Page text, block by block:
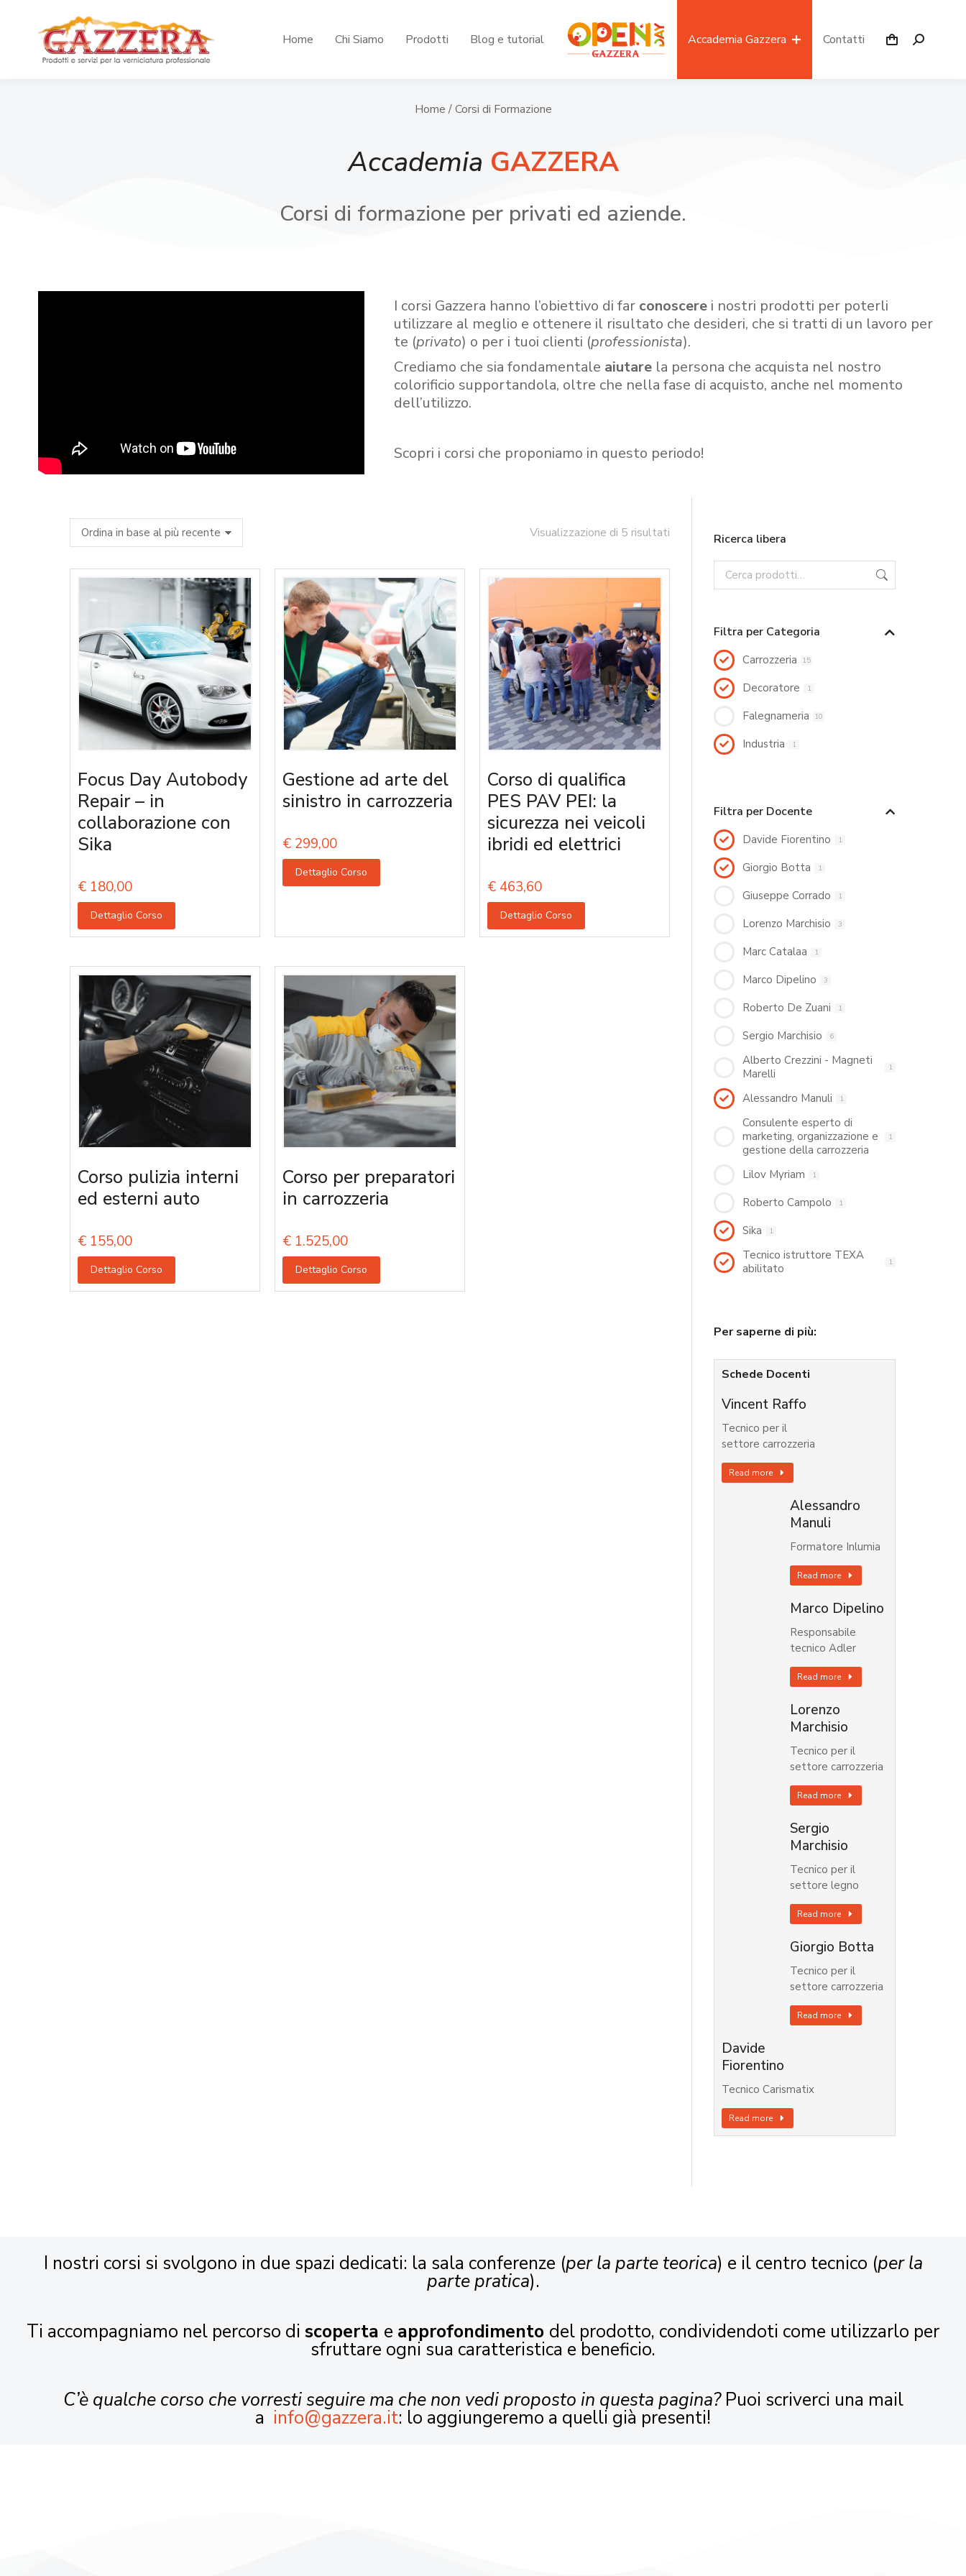
Home Chi Siamo Prodotti Blog e tutorial Accademia Gazzera Contatti
Home / Corsi di Formazione
Accademia GAZZERA
Corsi di formazione per privati ed aziende.
I corsi Gazzera hanno l’obiettivo di far conoscerei nostri prodotti per poterli
utilizzare al meglio e ottenere il risultato che desideri, che si tratti di un lavoro per
te (privato) o per i tuoi clienti (professionista).
Crediamo che sia fondamentale aiutare la persona che acquista nel nostro
colorificio supportandola, oltre che nella fase di acquisto, anche nel momento
dell’utilizzo.
Scopri i corsi che proponiamo in questo periodo!
Visualizzazione di 5 risultati
Focus Day Autobody
Repair – in
collaborazione con
Sika
€ 180,00
Dettaglio Corso
Gestione ad arte del
sinistro in carrozzeria
€ 299,00
Dettaglio Corso
Corso di qualifica
PES PAV PEI: la
sicurezza nei veicoli
ibridi ed elettrici
€ 463,60
Dettaglio Corso
Corso pulizia interni
ed esterni auto
€ 155,00
Dettaglio Corso
Corso per preparatori
in carrozzeria
€ 1.525,00
Dettaglio Corso
Ricerca libera
Filtra per Categoria
Carrozzeria 15
Decoratore 1
Falegnameria 10
Industria 1
Filtra per Docente
Davide Fiorentino 1
Giorgio Botta 1
Giuseppe Corrado 1
Lorenzo Marchisio 3
Marc Catalaa 1
Marco Dipelino 3
Roberto De Zuani 1
Sergio Marchisio 6
Alberto Crezzini - Magneti
Marelli
1
Alessandro Manuli 1
Consulente esperto di
marketing, organizzazione e
gestione della carrozzeria
1
Lilov Myriam 1
Roberto Campolo 1
Sika 1
Tecnico istruttore TEXA
abilitato
1
Per saperne di più:
Schede Docenti
Vincent Raffo
Tecnico per il
settore carrozzeria
Read more
Alessandro
Manuli
Formatore Inlumia
Read more
Marco Dipelino
Responsabile
tecnico Adler
Read more
Lorenzo
Marchisio
Tecnico per il
settore carrozzeria
Read more
Sergio
Marchisio
Tecnico per il
settore legno
Read more
Giorgio Botta
Tecnico per il
settore carrozzeria
Read more
Davide
Fiorentino
Tecnico Carismatix
Read more
I nostri corsi si svolgono in due spazi dedicati: la sala conferenze (per la parte teorica) e il centro tecnico (per la
parte pratica).
Ti accompagniamo nel percorso di scoperta e approfondimento del prodotto, condividendoti come utilizzarlo per
sfruttare ogni sua caratteristica e beneficio.
C’è qualche corso che vorresti seguire ma che non vedi proposto in questa pagina?Puoi scriverci una mail
a info@gazzera.it: lo aggiungeremo a quelli già presenti!